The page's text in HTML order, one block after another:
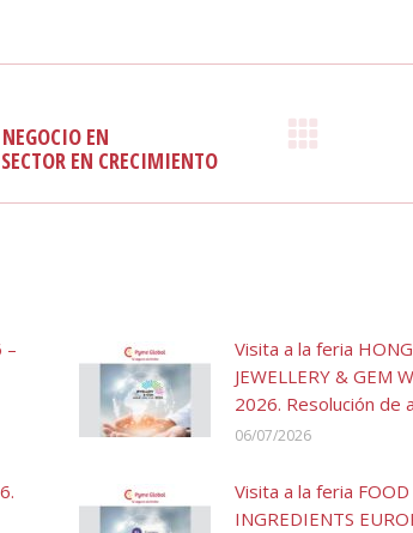
Facebook
X
EN
EN CRECIMIENTO
–
Visita a la feria
JEWELLERY & GEM
2026. Resolución de
06/07/2026
Visita a la feria FOOD
INGREDIENTS